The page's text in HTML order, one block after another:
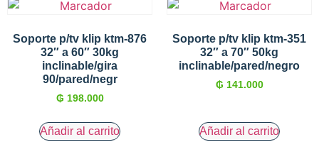
Soporte p/tv klip ktm-876
32″ a 60″ 30kg
inclinable/gira
90/pared/negr
₲ 198.000
Añadir al carrito
Soporte p/tv klip ktm-351
32″ a 70″ 50kg
inclinable/pared/negro
₲ 141.000
Añadir al carrito